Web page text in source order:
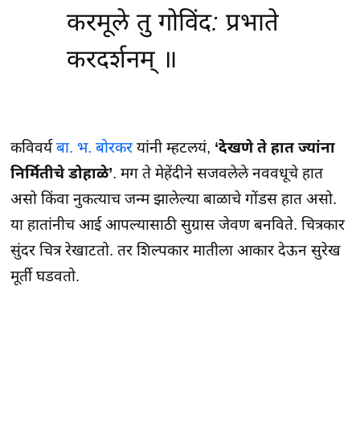
करमूले तु गोविंद: प्रभाते
करदर्शनम्‌ ॥
कविवर्यबा. भ. बोरकर यांनी म्हटलयं, ‘देखणे ते हात ज्यांना
निर्मितीचे डोहाळे’. मग ते मेहेंदीने सजवलेले नववधूचे हात
असो किंवा नुकत्याच जन्म झालेल्या बाळाचे गोंडस हात असो.
या हातांनीच आई आपल्यासाठी सुग्रास जेवण बनविते. चित्रकार
सुंदर चित्र रेखाटतो. तर शिल्पकार मातीला आकार देऊन सुरेख
मूर्ती घडवतो.